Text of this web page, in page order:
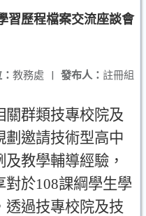
習歷程檔案交流座談會
發布人： 註冊組
教務處 |
關群類技專校院及
劃邀請技術型高中
及教學輔導經驗 ，
對於108課綱學生學
透過技專校院及技